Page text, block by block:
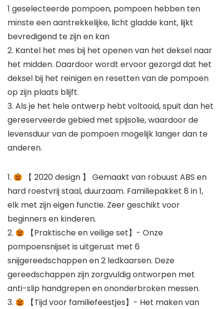
1 geselecteerde pompoen, pompoen hebben ten
minste een aantrekkelijke, licht gladde kant, lijkt
bevredigend te zijn en kan
2. Kantel het mes bij het openen van het deksel naar
het midden. Daardoor wordt ervoor gezorgd dat het
deksel bij het reinigen en resetten van de pompoen
op zijn plaats blijft.
3. Als je het hele ontwerp hebt voltooid, spuit dan het
gereserveerde gebied met spijsolie, waardoor de
levensduur van de pompoen mogelijk langer dan te
anderen.
1.
【 2020 design 】 Gemaakt van robuust ABS en
hard roestvrij staal, duurzaam. Familiepakket 8 in 1,
elk met zijn eigen functie. Zeer geschikt voor
beginners en kinderen.
2.
【Praktische en veilige set】- Onze
pompoensnijset is uitgerust met 6
snijgereedschappen en 2 ledkaarsen. Deze
gereedschappen zijn zorgvuldig ontworpen met
anti-slip handgrepen en ononderbroken messen.
3.
【Tijd voor familiefeestjes】- Het maken van